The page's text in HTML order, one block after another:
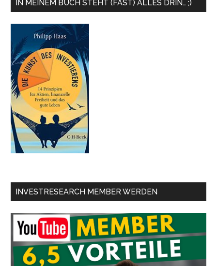
IN MEINEM BUCH STEHT (FAST) ALLES DRIN… ;)
INVESTRESEARCH MEMBER WERDEN